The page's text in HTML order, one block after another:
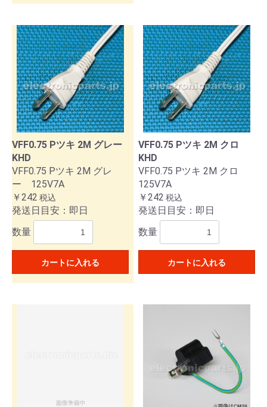
VFF0.75 Pツキ 2M グレー
KHD
VFF0.75 Pツキ 2M グレ
ー 125V7A
￥242 税込
発送日目安：即日
数量
カートに入れる
VFF0.75 Pツキ 2M クロ
KHD
VFF0.75 Pツキ 2M クロ
125V7A
￥242 税込
発送日目安：即日
数量
カートに入れる
カートへ進む